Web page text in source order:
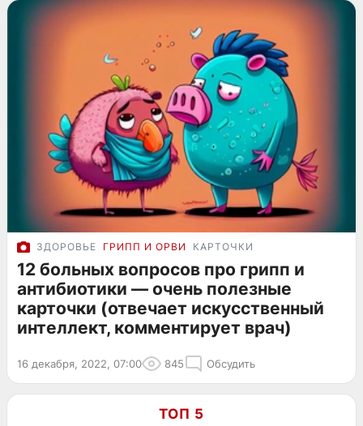
ЗДОРОВЬЕ ГРИПП И ОРВИ КАРТОЧКИ
12 больных вопросов про грипп и
антибиотики — очень полезные
карточки (отвечает искусственный
интеллект, комментирует врач)
16 декабря, 2022, 07:00 845 Обсудить
ТОП 5